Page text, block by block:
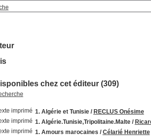
chez cet éditeur (309)
1. Algérie et Tunisie/ RECLUS Onésime
1. Algérie.Tunisie,Tripolitaine.Malte/
1. Amours marocaines /Célarié Henriette